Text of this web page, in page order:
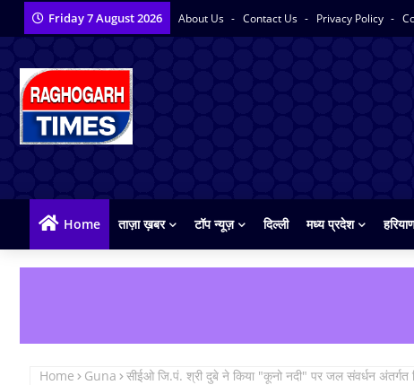
Friday 7 August 2026 About Us Contact Us Privacy Policy
Home ताज़ा ख़बर टॉप न्यूज़ दिल्ली मध्य प्रदेश
Home Guna सीईओ जि.पं. श्री दुबे ने किया "कूनो नदी" पर जल संवर्धन अंतर्गत